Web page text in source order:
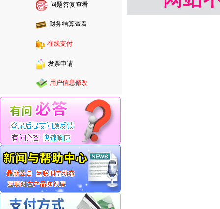
问题答复查看
财务结算查看
在线支付
发票申请
用户信息修改